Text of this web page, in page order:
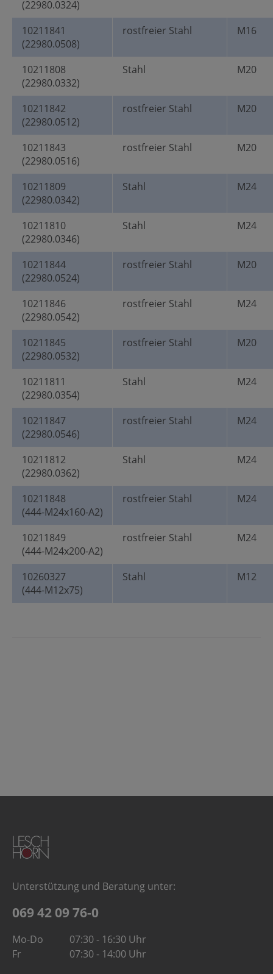
(22980.0324)
10211841
(22980.0508)
rostfreier Stahl M16
10211808
(22980.0332)
Stahl M20
10211842
(22980.0512)
rostfreier Stahl M20
10211843
(22980.0516)
rostfreier Stahl M20
10211809
(22980.0342)
Stahl M24
10211810
(22980.0346)
Stahl M24
10211844
(22980.0524)
rostfreier Stahl M20
10211846
(22980.0542)
rostfreier Stahl M24
10211845
(22980.0532)
rostfreier Stahl M20
10211811
(22980.0354)
Stahl M24
10211847
(22980.0546)
rostfreier Stahl M24
10211812
(22980.0362)
Stahl M24
10211848
(444-M24x160-A2)
rostfreier Stahl M24
10211849
(444-M24x200-A2)
rostfreier Stahl M24
10260327
(444-M12x75)
Stahl M12
Unterstützung und Beratung unter:
069 42 09 76-0
Mo-Do
07:30 - 16:30 Uhr
Fr
07:30 - 14:00 Uhr